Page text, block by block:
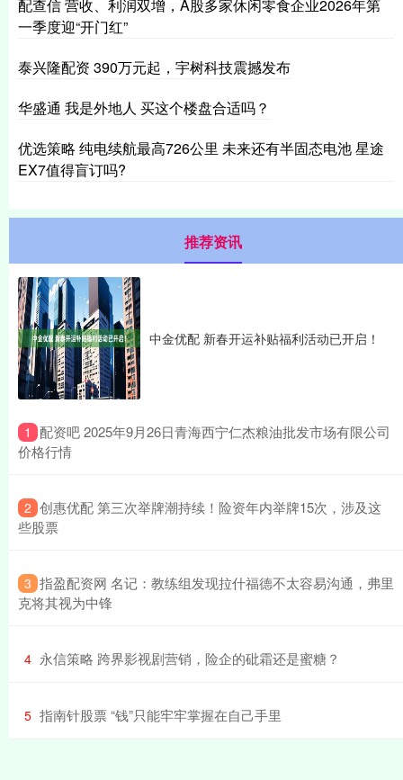
配查信 营收、利润双增，A股多家休闲零食企业2026年第
一季度迎“开门红”
泰兴隆配资 390万元起，宇树科技震撼发布
华盛通 我是外地人 买这个楼盘合适吗？
优选策略 纯电续航最高726公里 未来还有半固态电池 星途
EX7值得盲订吗?
推荐资讯
中金优配 新春开运补贴福利活动已开启！
1 ​配资吧 2025年9月26日青海西宁仁杰粮油批发市场有限公司
价格行情
2 ​创惠优配 第三次举牌潮持续！险资年内举牌15次，涉及这
些股票
3 ​指盈配资网 名记：教练组发现拉什福德不太容易沟通，弗里
克将其视为中锋
4 ​永信策略 跨界影视剧营销，险企的砒霜还是蜜糖？
5 ​指南针股票 “钱”只能牢牢掌握在自己手里